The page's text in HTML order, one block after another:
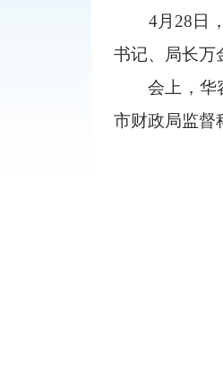
4月28日，
书记、局长万
会上，华容
市财政局监督